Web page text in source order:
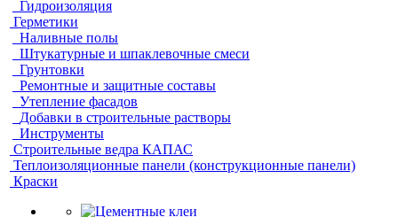
Гидроизоляция
Герметики
Наливные полы
Штукатурные и шпаклевочные смеси
Грунтовки
Ремонтные и защитные составы
Утепление фасадов
Добавки в строительные растворы
Инструменты
Строительные ведра КАПАС
Теплоизоляционные панели (конструкционные панели)
Краски